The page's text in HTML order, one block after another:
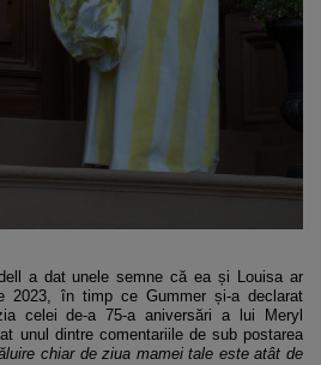
a dat unele semne că ea și Louisa ar
2023, în timp ce Gummer și-a declarat
celei de-a 75-a aniversări a lui Meryl
unul dintre comentariile de sub postarea
chiar de ziua mamei tale este atât de